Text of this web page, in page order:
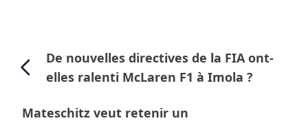
De nouvelles directives de la FIA ont-
elles ralenti McLaren F1 à Imola ?
Mateschitz veut retenir un